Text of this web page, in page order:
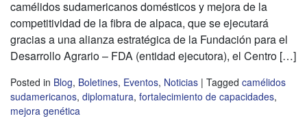
camélidos sudamericanos domésticos y mejora de la
competitividad de la fibra de alpaca, que se ejecutará
gracias a una alianza estratégica de la Fundación para el
Desarrollo Agrario – FDA (entidad ejecutora), el Centro […]
Posted in Blog, Boletines, Eventos, Noticias | Tagged camélidos
sudamericanos, diplomatura, fortalecimiento de capacidades,
mejora genética